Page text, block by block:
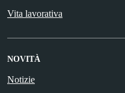
Vita lavorativa
NOVITÀ
Notizie